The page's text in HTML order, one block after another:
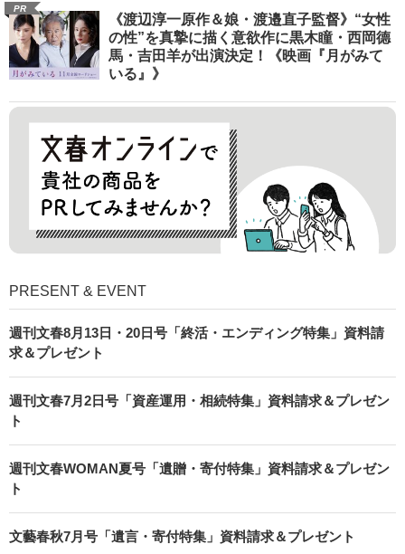
PR
《渡辺淳一原作＆娘・渡邉直子監督》“女性
の性”を真摯に描く意欲作に黒木瞳・西岡德
馬・吉田羊が出演決定！《映画『月がみて
いる』》
PRESENT & EVENT
週刊文春8月13日・20日号「終活・エンディング特集」資料請
求＆プレゼント
週刊文春7月2日号「資産運用・相続特集」資料請求＆プレゼン
ト
週刊文春WOMAN夏号「遺贈・寄付特集」資料請求＆プレゼン
ト
文藝春秋7月号「遺言・寄付特集」資料請求＆プレゼント